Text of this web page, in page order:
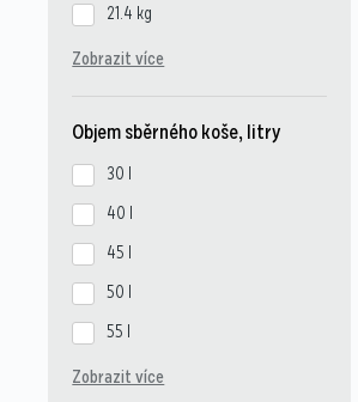
21.4 kg
Zobrazit více
Objem sběrného koše, litry
30 l
40 l
45 l
50 l
55 l
Zobrazit více